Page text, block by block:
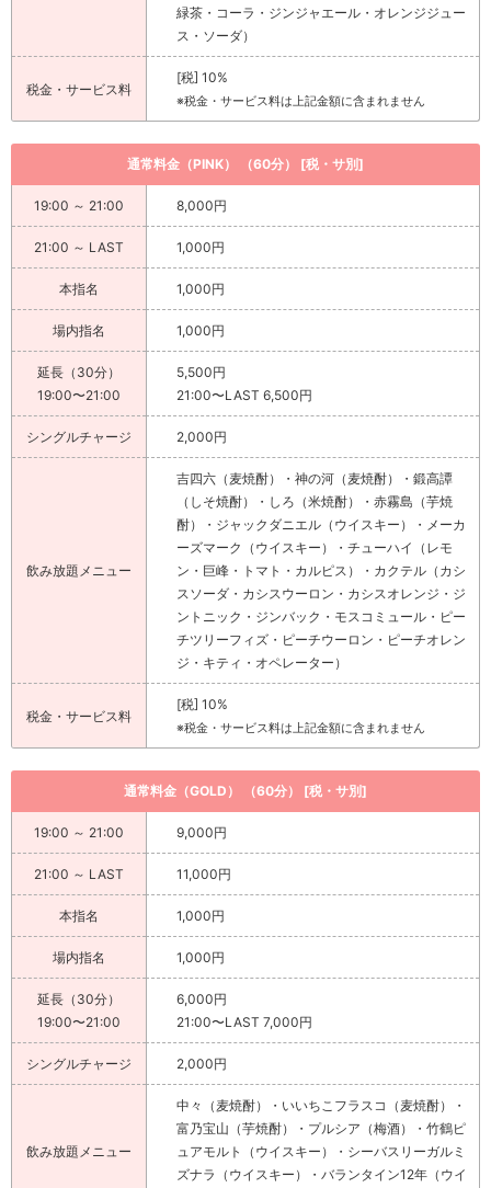
緑茶・コーラ・ジンジャエール・オレンジジュー
ス・ソーダ）
税金・サービス料
[税] 10%
※税金・サービス料は上記金額に含まれません
通常料金（PINK） （60分） [税・サ別]
19:00 ～ 21:00 8,000円
21:00 ～ LAST 1,000円
本指名 1,000円
場内指名 1,000円
延長（30分）
19:00〜21:00
5,500円
21:00〜LAST 6,500円
シングルチャージ 2,000円
飲み放題メニュー
吉四六（麦焼酎）・神の河（麦焼酎）・鍛高譚
（しそ焼酎）・しろ（米焼酎）・赤霧島（芋焼
酎）・ジャックダニエル（ウイスキー）・メーカ
ーズマーク（ウイスキー）・チューハイ（レモ
ン・巨峰・トマト・カルピス）・カクテル（カシ
スソーダ・カシスウーロン・カシスオレンジ・ジ
ントニック・ジンバック・モスコミュール・ピー
チツリーフィズ・ピーチウーロン・ピーチオレン
ジ・キティ・オペレーター）
税金・サービス料
[税] 10%
※税金・サービス料は上記金額に含まれません
通常料金（GOLD） （60分） [税・サ別]
19:00 ～ 21:00 9,000円
21:00 ～ LAST 11,000円
本指名 1,000円
場内指名 1,000円
延長（30分）
19:00〜21:00
6,000円
21:00〜LAST 7,000円
シングルチャージ 2,000円
飲み放題メニュー
中々（麦焼酎）・いいちこフラスコ（麦焼酎）・
富乃宝山（芋焼酎）・プルシア（梅酒）・竹鶴ピ
ュアモルト（ウイスキー）・シーバスリーガルミ
ズナラ（ウイスキー）・バランタイン12年（ウイ